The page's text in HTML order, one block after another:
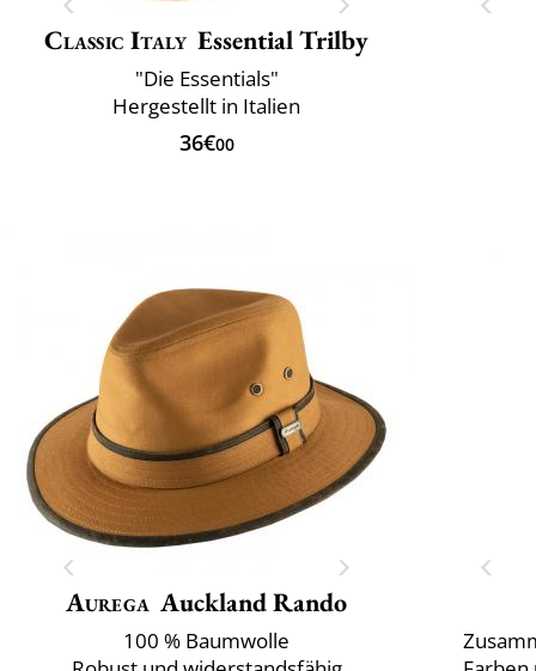
Classic Italy Essential Trilby
"Die Essentials"
Hergestellt in Italien
36€00
Aurega Auckland Rando
100 % Baumwolle